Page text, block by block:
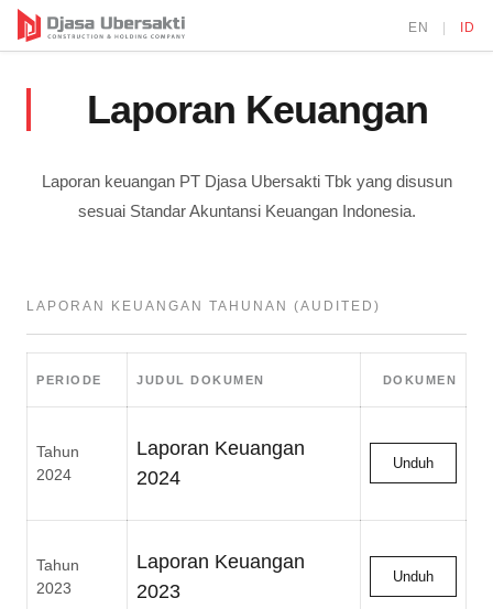
Langsung
ke
EN ID
Laporan Keuangan
Laporan keuangan PT Djasa Ubersakti Tbk yang disusun
sesuai Standar Akuntansi Keuangan Indonesia.
LAPORAN KEUANGAN TAHUNAN (AUDITED)
PERIODE JUDUL DOKUMEN DOKUMEN
Tahun
2024
Laporan Keuangan
2024
Unduh
Tahun
2023
Laporan Keuangan
2023
Unduh